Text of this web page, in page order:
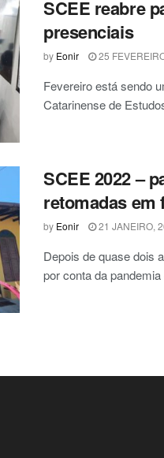
SCEE reabre
presenciais
by Eonir 25
Fevereiro está sendo
Catarinense de
SCEE 2022 –
retomadas em
by Eonir 21 JANEIRO,
Depois de quase dois
por conta da